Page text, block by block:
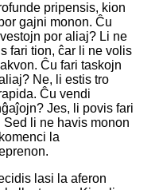
pripensis, kion
gajni monon. Ĉu
por aliaj? Li ne
fari tion, ĉar li ne volis
Ĉu fari taskojn
Ne, li estis tro
Ĉu vendi
Jes, li povis fari
Sed li ne havis monon
la
lasi la aferon